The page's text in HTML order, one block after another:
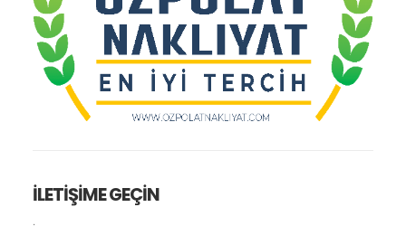
İLETİŞİME GEÇİN